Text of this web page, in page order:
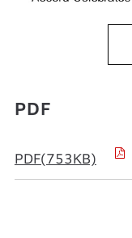
PDF
PDF(753KB)